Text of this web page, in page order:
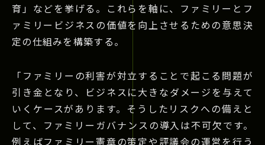
育」などを挙げる。これらを軸に、ファミリーとフ
ァミリービジネスの価値を向上させるための意思決
定の仕組みを構築する。
「ファミリーの利害が対立することで起こる問題が
引き金となり、ビジネスに大きなダメージを与えて
いくケースがあります。そうしたリスクへの備えと
して、ファミリーガバナンスの導入は不可欠です。
例えばファミリー憲章の策定や評議会の運営を行う